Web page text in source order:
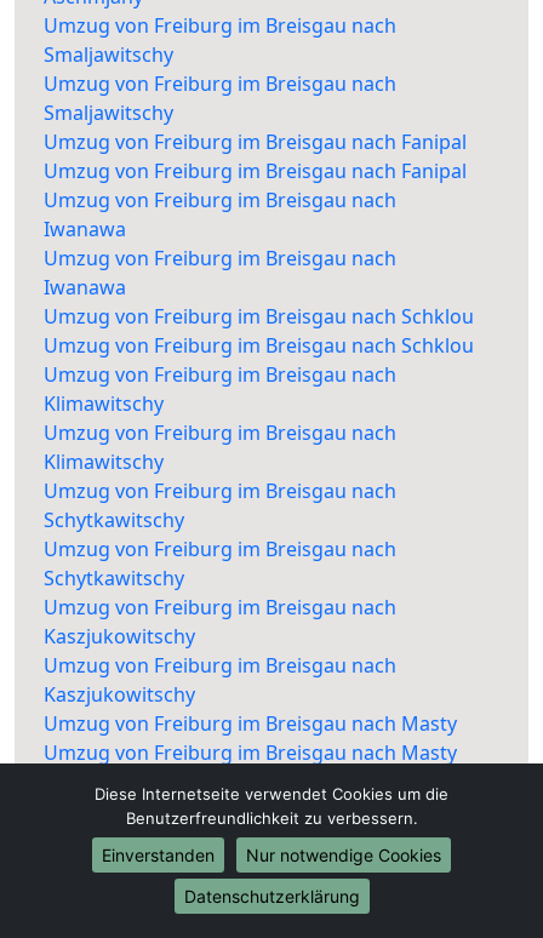
Umzug von Freiburg im Breisgau nach
Smaljawitschy
Umzug von Freiburg im Breisgau nach
Smaljawitschy
Umzug von Freiburg im Breisgau nach Fanipal
Umzug von Freiburg im Breisgau nach Fanipal
Umzug von Freiburg im Breisgau nach
Iwanawa
Umzug von Freiburg im Breisgau nach
Iwanawa
Umzug von Freiburg im Breisgau nach Schklou
Umzug von Freiburg im Breisgau nach Schklou
Umzug von Freiburg im Breisgau nach
Klimawitschy
Umzug von Freiburg im Breisgau nach
Klimawitschy
Umzug von Freiburg im Breisgau nach
Schytkawitschy
Umzug von Freiburg im Breisgau nach
Schytkawitschy
Umzug von Freiburg im Breisgau nach
Kaszjukowitschy
Umzug von Freiburg im Breisgau nach
Kaszjukowitschy
Umzug von Freiburg im Breisgau nach Masty
Umzug von Freiburg im Breisgau nach Masty
Umzug von Freiburg im Breisgau nach
Njaswisch
Umzug von Freiburg im Breisgau nach
Njaswisch
Umzug von Freiburg im Breisgau nach Saslauje
Diese Internetseite verwendet Cookies um die
Benutzerfreundlichkeit zu verbessern.
Einverstanden
Nur notwendige Cookies
Datenschutzerklärung